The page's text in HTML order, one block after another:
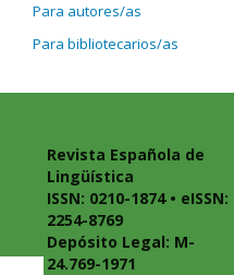
Para autores/as
Para bibliotecarios/as
Revista Española de
Lingüística
ISSN: 0210-1874 • eISSN:
2254-8769
Depósito Legal: M-
24.769-1971